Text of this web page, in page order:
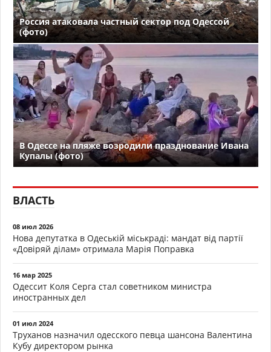
Россия атаковала частный сектор под Одессой
(фото)
В Одессе на пляже возродили празднование Ивана
Купалы (фото)
ВЛАСТЬ
08 июл 2026
Нова депутатка в Одеській міськраді: мандат від партії
«Довіряй ділам» отримала Марія Поправка
16 мар 2025
Одессит Коля Серга стал советником министра
иностранных дел
01 июл 2024
Труханов назначил одесского певца шансона Валентина
Кубу директором рынка